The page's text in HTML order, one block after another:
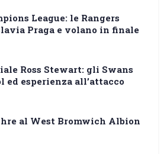
League: le Rangers
Praga e volano in finale
Ross Stewart: gli Swans
ed esperienza all’attacco
al West Bromwich Albion